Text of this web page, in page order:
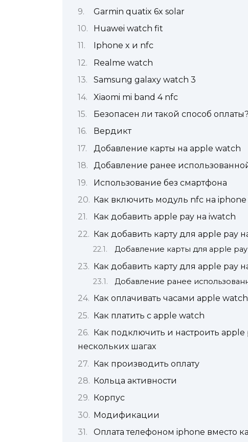
Garmin quatix 6x solar
Huawei watch fit
Iphone x и nfc
Realme watch
Samsung galaxy watch 3
Xiaomi mi band 4 nfc
Безопасен ли такой способ оплаты?
Вердикт
Добавление карты на apple watch
Добавление ранее
Использование без смартфона
Как включить модуль nfc на iphone
Как добавить apple pay на iwatch
Как добавить карту для apple pay
Добавление карты для apple
Как добавить карту для apple pay
Добавление ранее
Как оплачивать часами apple
Как платить с apple watch
Как подключить и настроить
нескольких шагах
Как производить оплату
Кольца активности
Корпус
Модификации
Оплата телефоном iphone вместо